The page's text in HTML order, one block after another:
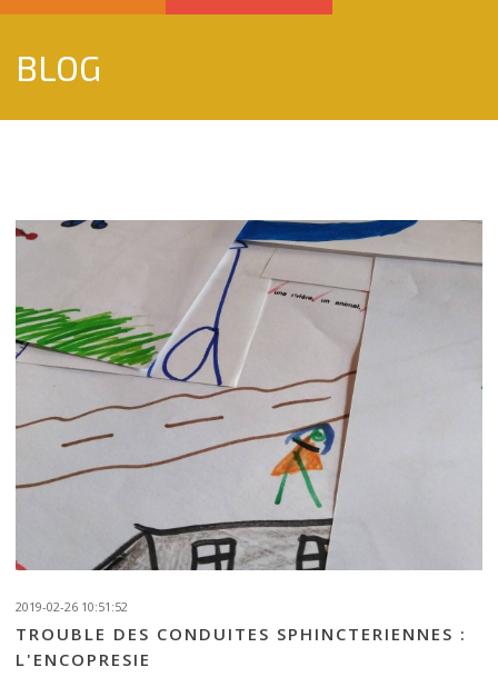
BLOG
2019-02-26 10:51:52
TROUBLE DES CONDUITES SPHINCTERIENNES :
L'ENCOPRESIE